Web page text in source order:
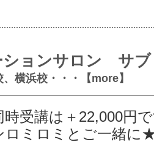
ションサロン サブ
横浜校・・・【more】
時受講は＋22,000円
ロミロミとご一緒に